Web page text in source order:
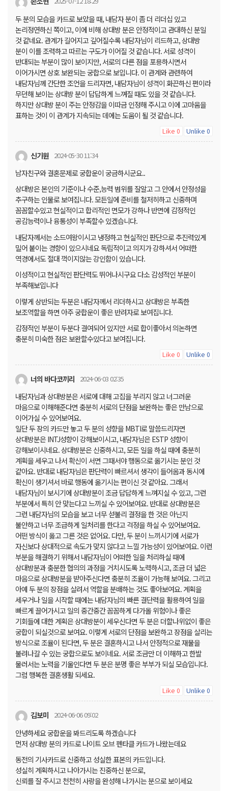
두 분의 모습을 카드로 보았을 때, 내담자 분이 좀 더 리더십 있고
논리정연하신 쪽이고, 이에 비해 상대방 분은 안정적이고 관대하신 분일
것 같네요. 관계가 길어지고 깊어질수록 내담자님이 리드하고, 상대방
분이 이를 조력하고 따르는 구도가 이어질 것 같습니다. 서로 성격이
반대되는 부분이 많이 보이지만, 서로의 다른 점을 포용하시면서
이어가시면 상호 보완되는 궁합으로 보입니다. 이 관계와 관련하여
내담자님께 간단한 조언을 드리자면, 내담자님이 성격이 화끈하신 편이라
무던해 보이는 상대방 분이 답답하게 느껴질 때도 있을 것 같습니다.
하지만 상대방 분이 주는 안정감을 이따금 인정해 주시고 이에 고마움을
표하는 것이 이 관계가 지속되는 데에는 도움이 될 것 같습니다.
Like 0 Unlike 0
신기원 2024-05-30 11:34
남자친구와 결혼문제로 궁합운이 궁금하시군요..
상대방은 본인의 기준이나 수준,능력 범위를 잘알고 그 안에서 안정성을
추구하는 인물로 보여집니다. 모든일에 준비를 철저히하고 신중하며
꼼꼼할수있고 현실적이고 합리적인 면모가 강하나 반면에 감정적인
공감능력이나 융통성이 부족할수 있겠습니다.
내담자께서는 소드여왕이시고 냉정하고 현실적인 판단으로 추진력있게
밀어 붙이는 경향이 있으시네요 독립적이고 의지가 강하셔서 어떠한
역경에서도 절대 꺽이지않는 강인함이 있습니다.
이성적이고 현실적인 판단력도 뛰어나시구요 다소 감성적인 부분이
부족해보입니다
이렇게 상반되는 두분은 내담자께서 리더하시고 상대방은 부족한
보조역할을 하면 아주 궁합운이 좋은 반려자로 보여집니다.
감정적인 부분이 두분다 결여되어 있지만 서로 합이좋아서 의논하면
충분히 미숙한 점은 보완할수있다고 보여집니다.
Like 0 Unlike 0
너의 바다코끼리 2024-06-03 02:35
내담자님과 상대방분은 서로에 대해 고집을 부리지 않고 너그러운
마음으로 이해해준다면 충분히 서로의 단점을 보완하는 좋은 만남으로
이어가실 수 있어보여요.
일단 두 장의 카드만 놓고 두 분의 성향을 MBTI로 말씀드리자면
상대방분은 INTJ성향이 강해보이시고, 내담자님은 ESTP 성향이
강해보이시네요. 상대방분은 신중하시고, 모든 일을 하실 때에 충분히
계획을 세우고 나서 확신이 서면 그때서야 행동으로 옮기시는 분인 것
같아요. 반대로 내담자님은 판단력이 빠르셔서 생각이 들어옴과 동시에
확신이 생기셔서 바로 행동에 옮기시는 편이신 것 같아요. 그래서
내담자님이 보시기에 상대방분이 조금 답답하게 느껴지실 수 있고, 그런
부분에서 특히 안 맞는다고 느끼실 수 있어보여요. 반대로 상대방분은
그런 내담자님의 모습을 보고 너무 섣불리 결정을 한 것은 아닌지
불안하고 너무 조급하게 일처리를 한다고 걱정을 하실 수 있어보여요.
어떤 방식이 옳고 그른 것은 없어요. 다만, 두 분이 느끼시기에 서로가
자신보다 상대적으로 속도가 맞지 않다고 느낄 가능성이 있어보여요. 이런
부분을 해결하기 위해서 내담자님이 어떠한 일을 처리하실 때에
상대방분과 충분한 협의의 과정을 거치시도록 노력하시고, 조금 더 넓은
마음으로 상대방분을 받아주신다면 충분히 조율이 가능해 보여요. 그리고
아예 두 분의 장점을 살려서 역할을 분배하는 것도 좋아보여요. 계획을
세우거나 일을 시작할 때에는 내담자님의 빠른 결단력을 활용하여 일을
빠르게 끌어가시고 일의 중간중간 꼼꼼하게 다가올 위험이나 좋은
기회들에 대한 계획은 상대방분이 세우신다면 두 분은 더할나위없이 좋은
궁합이 되실것으로 보여요. 이렇게 서로의 단점을 보완하고 장점을 살리는
방식으로 조율이 된다면, 두 분은 결혼하시고 나서 안정적으로 재물을
불려나갈 수 있는 궁합으로도 보이네요. 서로 조금만 더 이해하고 한발
물러서는 노력을 기울인다면 두 분은 분명 좋은 부부가 되실 모습입니다.
그럼 행복한 결혼생활 되세요.
Like 0 Unlike 0
김보미 2024-06-06 09:02
안녕하세요 궁합운을 봐드리도록 하겠습니다
먼저 상대방 분의 카드로 나이트 오브 펜타클 카드가 나왔는데요
동전의 기사카드로 신중하고 성실한 표본의 카드입니다.
성실히 계획하시고 나아가시는 진중하신 분으로,
신뢰를 잘 주시고 천천히 사랑을 완성해 나가시는 분으로 보이세요